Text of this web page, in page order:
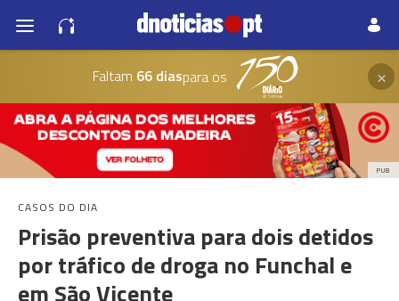
Faltam 66 diaspara os ×
PUB
CASOS DO DIA
Prisão preventiva para dois detidos
por tráfico de droga no Funchal e
em São Vicente